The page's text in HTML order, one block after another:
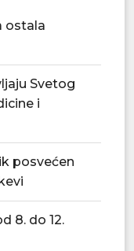
ostala
Svetog
i
posvećen
8. do 12.